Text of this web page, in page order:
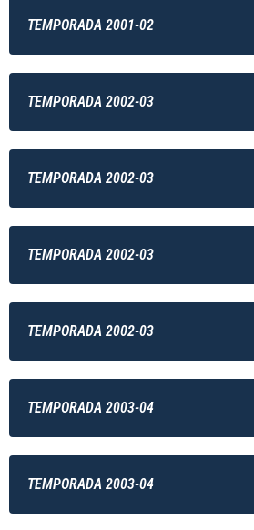
TEMPORADA 2001-02
TEMPORADA 2002-03
TEMPORADA 2002-03
TEMPORADA 2002-03
TEMPORADA 2002-03
TEMPORADA 2003-04
TEMPORADA 2003-04